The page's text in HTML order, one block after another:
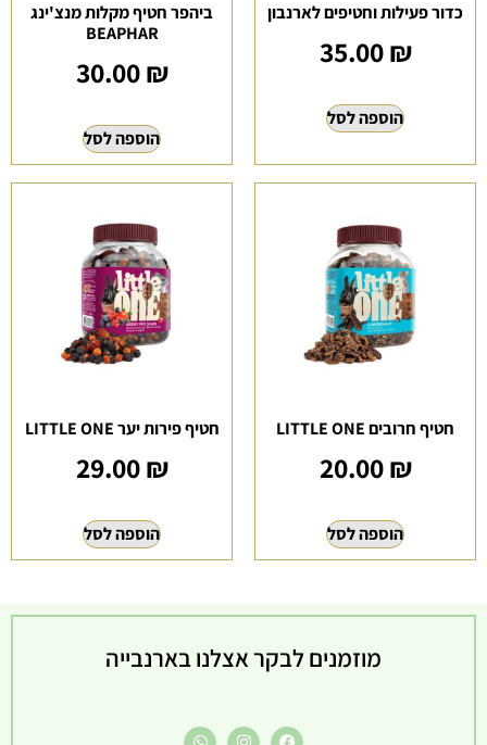
כדור פעילות וחטיפים לארנבון
35.00₪
הוספה לסל
ביהפר חטיף מקלות מנצ'ינג
BEAPHAR
30.00₪
הוספה לסל
חטיף חרובים LITTLE ONE
20.00₪
הוספה לסל
חטיף פירות יער LITTLE ONE
29.00₪
הוספה לסל
מוזמנים לבקר אצלנו בארנבייה